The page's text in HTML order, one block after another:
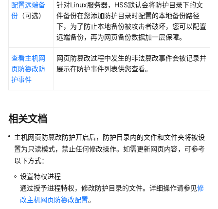
改
机
网
篡
改
配
配置远端备
份 （可选）
针对Linux服务器，HSS默认会将防护目录下的文
件备份在您添加防护目录时配置的本地备份路径
下，为了防止本地备份被攻击者破坏，您可以配置
远端备份，再为网页备份数据加一层保障。
查看主机网
页防篡改防
护事件
网页防篡改过程中发生的非法篡改事件会被记录并
展示在防护事件列表供您查看。
相关文档
主机网页防篡改防护开启后，防护目录内的文件和文件夹将被设
置为只读模式，禁止任何修改操作。如需更新网页内容，可参考
以下方式：
设置特权进程
通过授予进程特权，修改防护目录的文件。详细操作请参见修
改主机网页防篡改配置。